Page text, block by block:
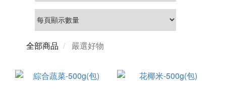
全部商品 嚴選好物